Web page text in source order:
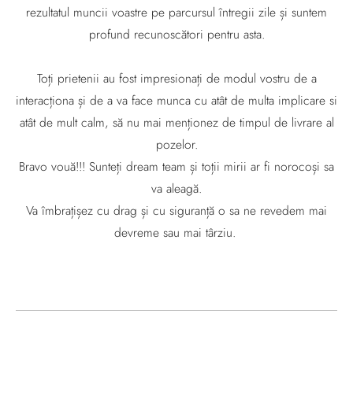
rezultatul muncii voastre pe parcursul întregii zile și suntem
profund recunoscători pentru asta.
Toți prietenii au fost impresionați de modul vostru de a
interacționa și de a va face munca cu atât de multa implicare si
atât de mult calm, să nu mai menționez de timpul de livrare al
pozelor.
Bravo vouă!!! Sunteți dream team și toții mirii ar fi norocoși sa
va aleagă.
Va îmbrațișez cu drag și cu siguranță o sa ne revedem mai
devreme sau mai târziu.